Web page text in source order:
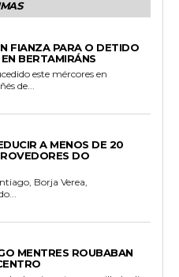
FIANZA PARA O DETIDO
BERTAMIRÁNS
este mércores en
de...
A MENOS DE 20
DO
Borja Verea,
MENTRES ROUBABAN